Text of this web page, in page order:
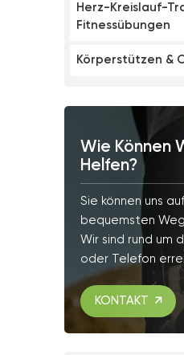
Herz-Kreislauf-
Fitnessübungen
Körperstützen &
Wie Können
Helfen?
Sie können uns
bequemsten
Wir sind rund um
oder Telefon
KONTAKT